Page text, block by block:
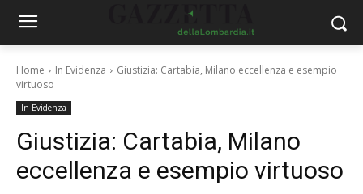
Home In Evidenza
Giustizia: Cartabia, Milano eccellenza e esempio
virtuoso
In Evidenza
Giustizia: Cartabia, Milano
eccellenza e esempio virtuoso